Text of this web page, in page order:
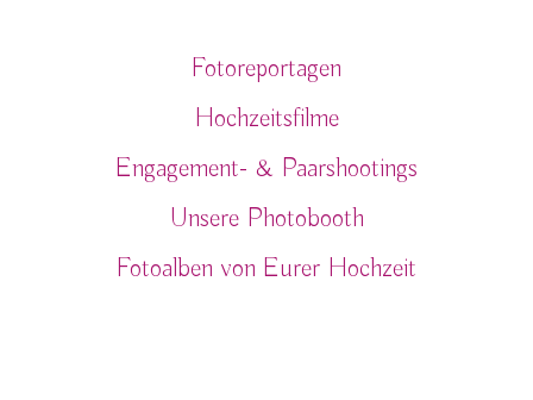
Fotoreportagen
Hochzeitsfilme
Engagement- & Paarshootings
Unsere Photobooth
Fotoalben von Eurer Hochzeit